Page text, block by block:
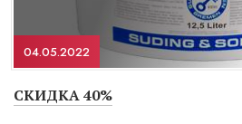
04.05.2022
СКИДКА 40%